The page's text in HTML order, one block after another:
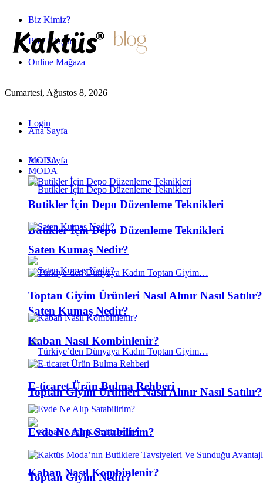
Biz Kimiz?
Bize Ulaşın
Online Mağaza
Cumartesi, Ağustos 8, 2026
Login
Ana Sayfa
MODA
Butikler İçin Depo Düzenleme Teknikleri
Saten Kumaş Nedir?
Toptan Giyim Ürünleri Nasıl Alınır Nasıl Satılır?
Kaban Nasıl Kombinlenir?
Ana Sayfa
MODA
Butikler İçin Depo Düzenleme Teknikleri
Saten Kumaş Nedir?
Toptan Giyim Ürünleri Nasıl Alınır Nasıl Satılır?
Kaban Nasıl Kombinlenir?
E-ticaret Ürün Bulma Rehberi
Evde Ne Alıp Satabilirim?
Toptan Giyim Nedir?